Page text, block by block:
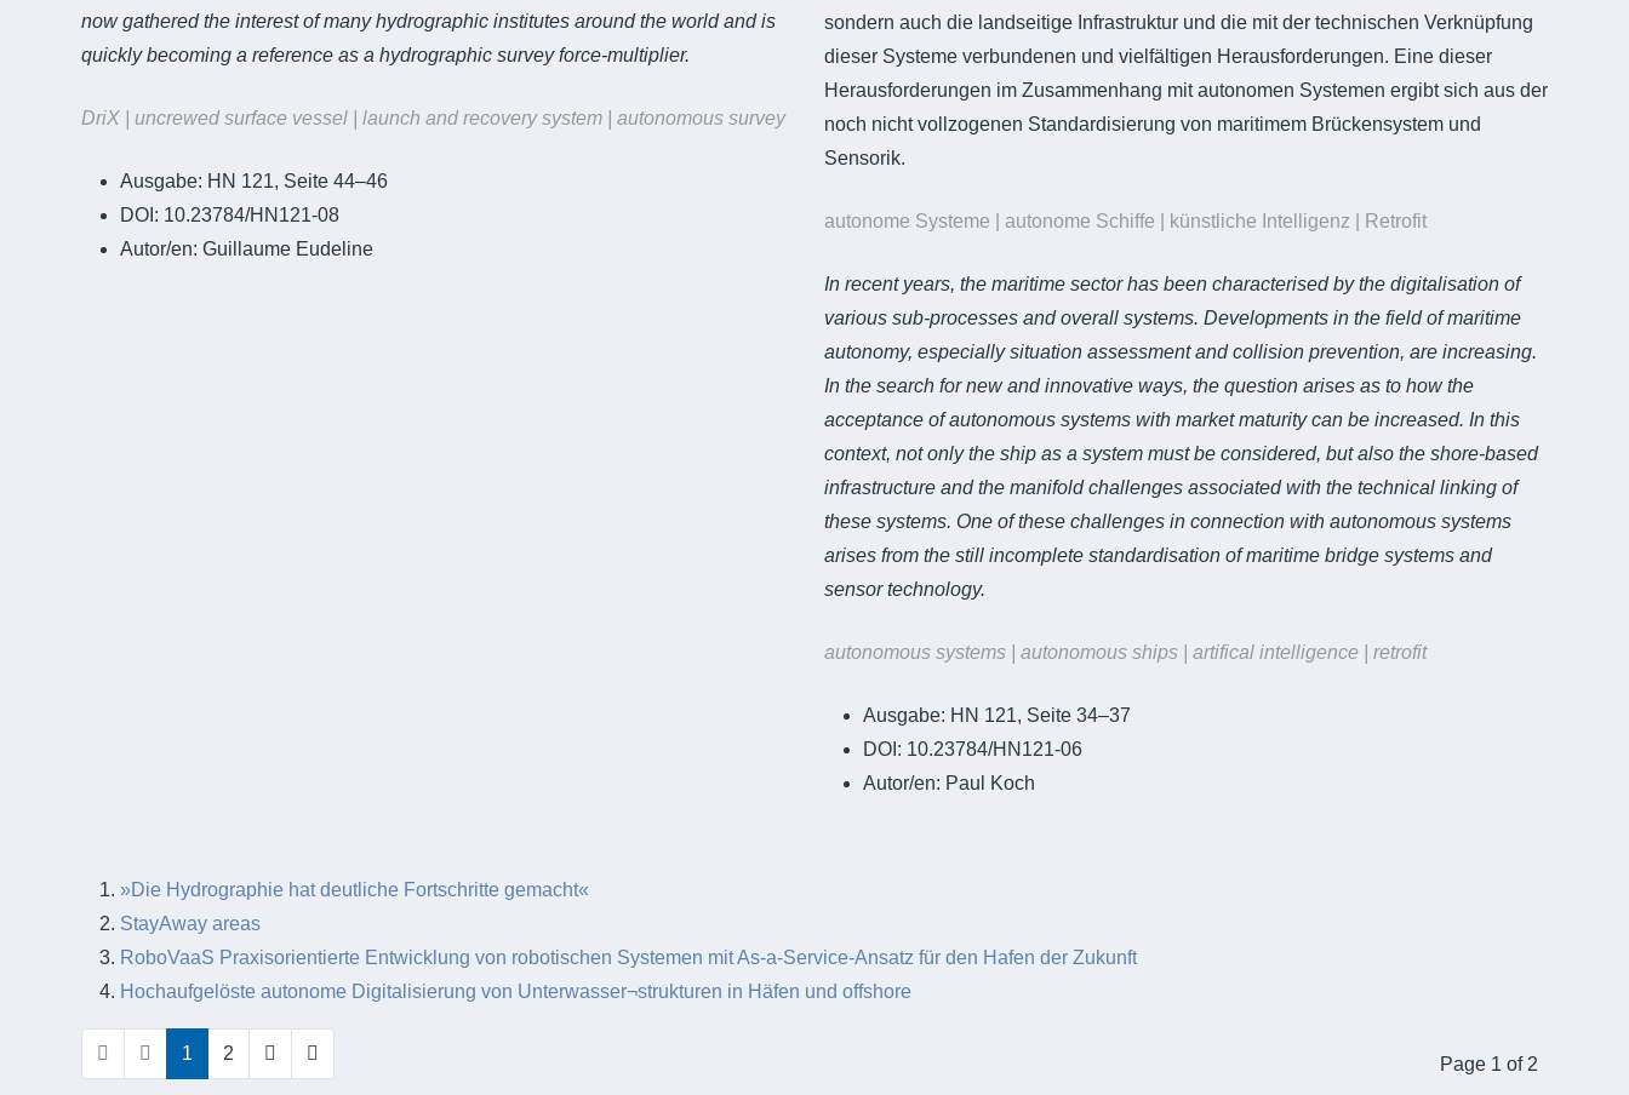
now gathered the interest of many hydrographic institutes around the world and is
quickly becoming a reference as a hydrographic survey force-multiplier.
DriX | uncrewed surface vessel | launch and recovery system | autonomous survey
Ausgabe: HN 121, Seite 44–46
DOI: 10.23784/HN121-08
Autor/en: Guillaume Eudeline
sondern auch die landseitige Infrastruktur und die mit der technischen Verknüpfung
dieser Systeme verbundenen und vielfältigen Herausforderungen. Eine dieser
Herausforderungen im Zusammenhang mit autonomen Systemen ergibt sich aus der
noch nicht vollzogenen Standardisierung von maritimem Brückensystem und
Sensorik.
autonome Systeme | autonome Schiffe | künstliche Intelligenz | Retrofit
In recent years, the maritime sector has been characterised by the digitalisation of
various sub-processes and overall systems. Developments in the field of maritime
autonomy, especially situation assessment and collision prevention, are increasing.
In the search for new and innovative ways, the question arises as to how the
acceptance of autonomous systems with market maturity can be increased. In this
context, not only the ship as a system must be considered, but also the shore-based
infrastructure and the manifold challenges associated with the technical linking of
these systems. One of these challenges in connection with autonomous systems
arises from the still incomplete standardisation of maritime bridge systems and
sensor technology.
autonomous systems | autonomous ships | artifical intelligence | retrofit
Ausgabe: HN 121, Seite 34–37
DOI: 10.23784/HN121-06
Autor/en: Paul Koch
»Die Hydrographie hat deutliche Fortschritte gemacht«
StayAway areas
RoboVaaS Praxisorientierte Entwicklung von robotischen Systemen mit As-a-Service-Ansatz für den Hafen der Zukunft
Hochaufgelöste autonome Digitalisierung von Unterwasser¬strukturen in Häfen und offshore
Page 1 of 2
1 2